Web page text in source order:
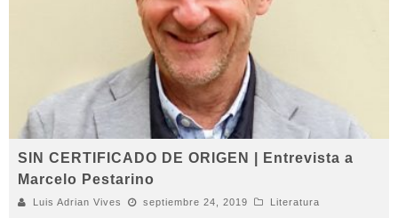
SIN CERTIFICADO DE ORIGEN | Entrevista a
Marcelo Pestarino
Luis Adrian Vives septiembre 24, 2019 Literatura